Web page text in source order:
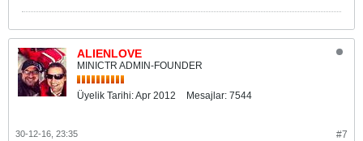
ALIENLOVE
MINICTR ADMIN-FOUNDER
Üyelik Tarihi:Apr 2012 Mesajlar: 7544
#7
30-12-16, 23:35